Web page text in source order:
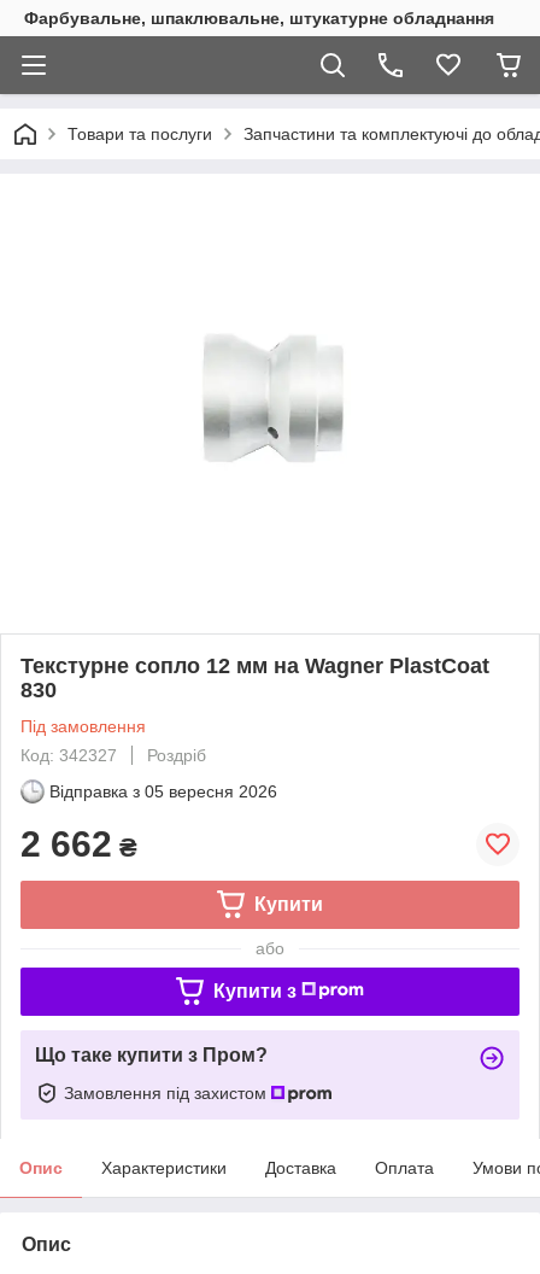
Фарбувальне, шпаклювальне, штукатурне обладнання
Товари та послуги Запчастини та комплектуючі до
Текстурне сопло 12 мм на Wagner PlastCoat
830
Під замовлення
Код: 342327
Роздріб
Відправка з 05 вересня 2026
2 662 ₴
Купити
або
Купити з
Що таке купити з Пром?
Замовлення під захистом
Опис Характеристики Доставка Оплата Умови
Опис